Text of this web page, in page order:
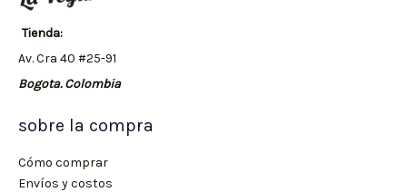
Tienda:
Av. Cra 40 #25-91
Bogota. Colombia
sobre la compra
Cómo comprar
Envíos y costos